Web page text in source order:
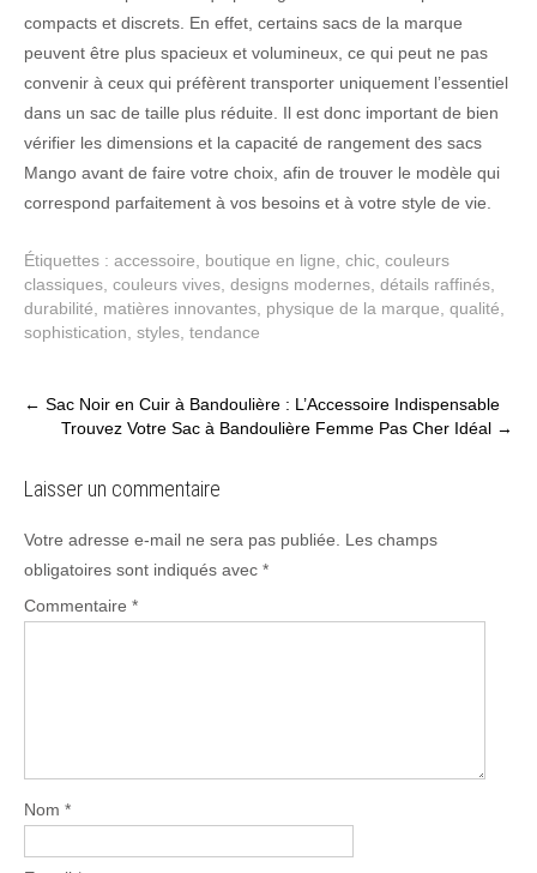
compacts et discrets. En effet, certains sacs de la marque
peuvent être plus spacieux et volumineux, ce qui peut ne pas
convenir à ceux qui préfèrent transporter uniquement l’essentiel
dans un sac de taille plus réduite. Il est donc important de bien
vérifier les dimensions et la capacité de rangement des sacs
Mango avant de faire votre choix, afin de trouver le modèle qui
correspond parfaitement à vos besoins et à votre style de vie.
Étiquettes : accessoire boutique en ligne chic couleurs
classiques couleurs vives designs modernes détails raffinés
durabilité
matières innovantes physique de la marque qualité
sophistication styles tendance
Post
navigation
← Sac Noir en Cuir à Bandoulière : L’Accessoire Indispensable
Trouvez Votre Sac à Bandoulière Femme Pas Cher Idéal →
Laisser un commentaire
Votre adresse e-mail ne sera pas publiée.
Les champs
obligatoires sont indiqués avec *
Commentaire *
Nom *